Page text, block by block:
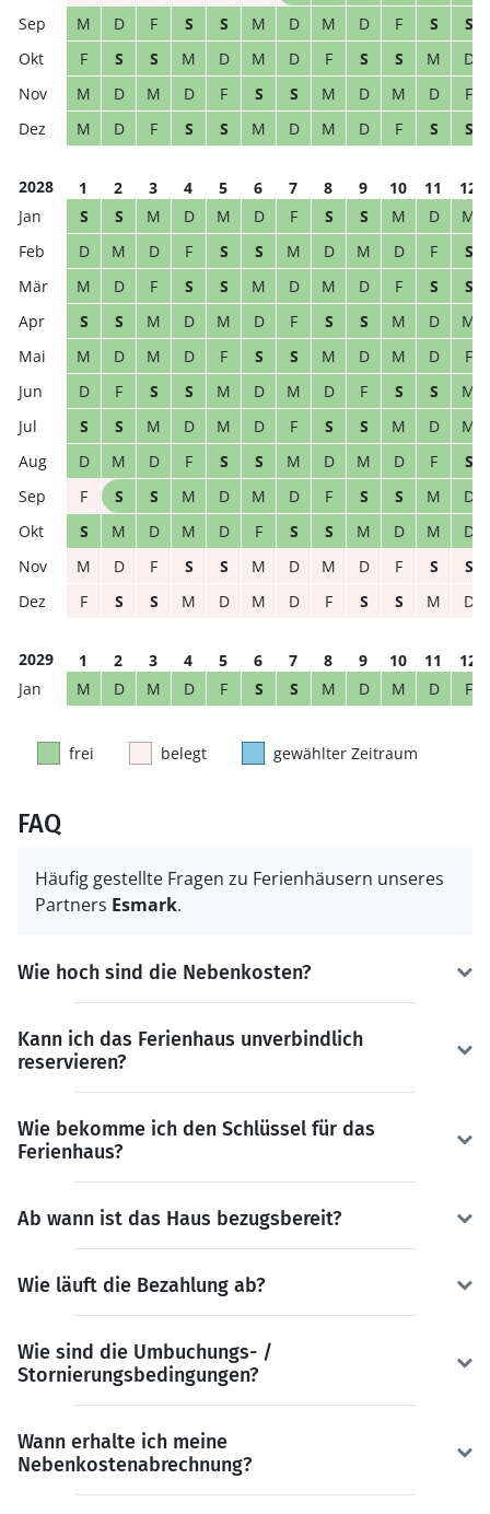
M D F S S M D M D F S
S
F
S S M D M D F S S M
D
M
D M D F S S M D M D
F
M
D F S S M D M D F S S
2028 1 2 3 4 5 6 7 8 9 10 11
12
S
S M D M D F S S M D
M
D
M D F S S M D M D F
S
M
D F S S M D M D F S
S
S
S M D M D F S S M D
M
M
D M D F S S M D M D
F
D
F S S M D M D F S S
M
S
S M D M D F S S M D
M
D
M D F S S M D M D F
S
F
S S M D M D F S S M
D
S
M D M D F S S M D M
D
M
D F S S M D M D F S
S
F
S S M D M D F S S M D
2029 1 2 3 4 5 6 7 8 9 10 11
12
M
D M D F S S M D M D F
frei belegt gewählter Zeitraum
FAQ
Häufig gestellte Fragen zu Ferienhäusern unseres
Partners Esmark.
Wie hoch sind die Nebenkosten?
Kann ich das Ferienhaus unverbindlich
reservieren?
Wie bekomme ich den Schlüssel für das
Ferienhaus?
Ab wann ist das Haus bezugsbereit?
Wie läuft die Bezahlung ab?
Wie sind die Umbuchungs- /
Stornierungsbedingungen?
Wann erhalte ich meine
Nebenkostenabrechnung?